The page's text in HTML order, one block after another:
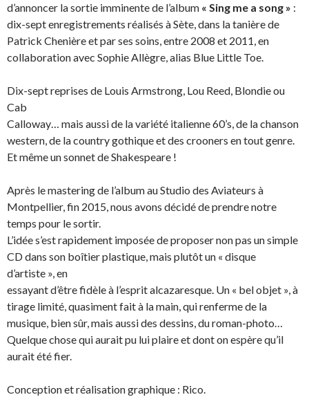
d’annoncer la sortie imminente de l’album « Sing me a song » :
dix-sept enregistrements réalisés à Sète, dans la tanière de
Patrick Chenière et par ses soins, entre 2008 et 2011, en
collaboration avec Sophie Allègre, alias Blue Little Toe.
Dix-sept reprises de Louis Armstrong, Lou Reed, Blondie ou
Cab
Calloway… mais aussi de la variété italienne 60’s, de la chanson
western, de la country gothique et des crooners en tout genre.
Et même un sonnet de Shakespeare !
Après le mastering de l’album au Studio des Aviateurs à
Montpellier, fin 2015, nous avons décidé de prendre notre
temps pour le sortir.
L’idée s’est rapidement imposée de proposer non pas un simple
CD dans son boîtier plastique, mais plutôt un « disque
d’artiste », en
essayant d’être fidèle à l’esprit alcazaresque. Un « bel objet », à
tirage limité, quasiment fait à la main, qui renferme de la
musique, bien sûr, mais aussi des dessins, du roman-photo…
Quelque chose qui aurait pu lui plaire et dont on espère qu’il
aurait été fier.
Conception et réalisation graphique : Rico.